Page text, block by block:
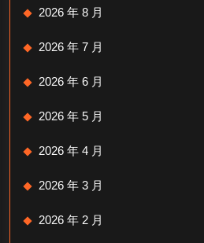
2026 年 8 月
2026 年 7 月
2026 年 6 月
2026 年 5 月
2026 年 4 月
2026 年 3 月
2026 年 2 月